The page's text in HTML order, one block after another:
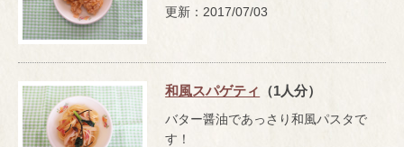
更新：2017/07/03
和風スパゲティ （1人分）
バター醤油であっさり和風パスタで
す！